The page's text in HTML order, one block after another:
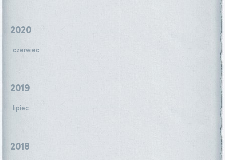
2020
czerwiec
2019
lipiec
2018